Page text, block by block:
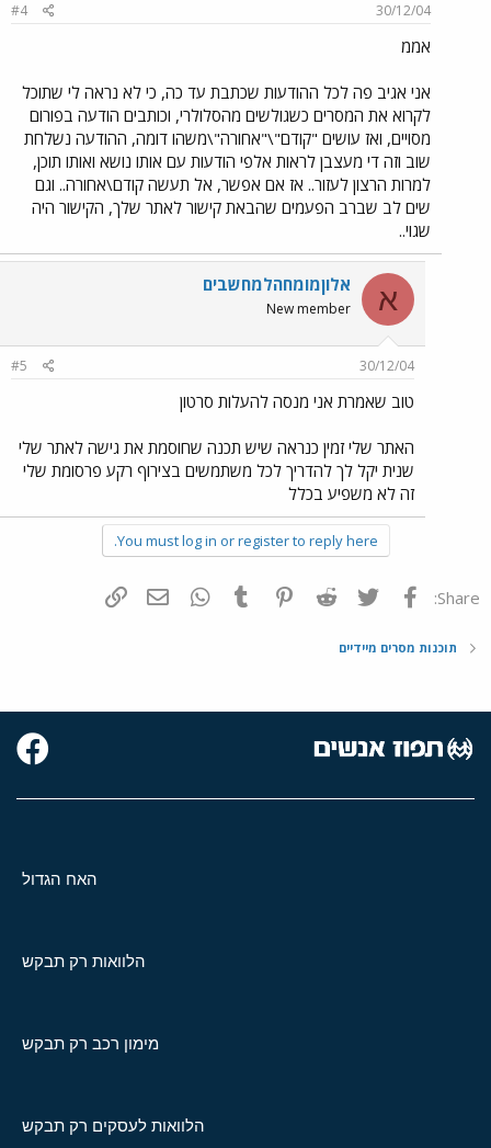
30/12/04
#4
אממ
אני אגיב פה לכל ההודעות שכתבת עד כה, כי לא נראה לי שתוכל
לקרוא את המסרים כשגולשים מהסלולרי, וכותבים הודעה בפורום
מסויים, ואז עושים "קודם"\"אחורה"\משהו דומה, ההודעה נשלחת
שוב וזה די מעצבן לראות אלפי הודעות עם אותו נושא ואותו תוכן,
למרות הרצון לעזור.. אז אם אפשר, אל תעשה קודם\אחורה.. וגם
שים לב שברב הפעמים שהבאת קישור לאתר שלך, הקישור היה
שגוי..
א אלוןמומחהלמחשבים
New member
30/12/04
#5
טוב שאמרת אני מנסה להעלות סרטון
האתר שלי זמין כנראה שיש תכנה שחוסמת את גישה לאתר שלי
שנית יקל לך להדריך לכל משתמשים בצירוף רקע פרסומת שלי
זה לא משפיע בכלל
You must log in or register to reply here.
Share: פייסבוק Twitter
Reddit
Pinterest
Tumblr
WhatsAppדואר אלקטרוני
תוכנות מסרים מיידיים
האח הגדול
הלוואות רק תבקש
מימון רכב רק תבקש
הלוואות לעסקים רק תבקש